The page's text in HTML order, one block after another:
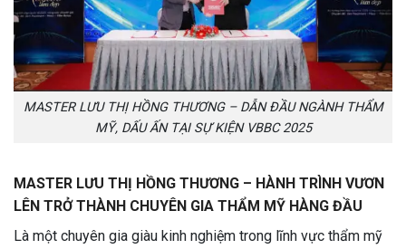
MASTER LƯU THỊ HỒNG THƯƠNG – DẪN ĐẦU NGÀNH THẨM
MỸ, DẤU ẤN TẠI SỰ KIỆN VBBC 2025
MASTER LƯU THỊ HỒNG THƯƠNG – HÀNH TRÌNH VƯƠN
LÊN TRỞ THÀNH CHUYÊN GIA THẨM MỸ HÀNG ĐẦU
Là một chuyên gia giàu kinh nghiệm trong lĩnh vực thẩm mỹ